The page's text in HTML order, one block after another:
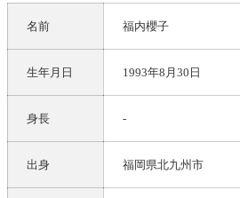
名前 福内櫻子
生年月日 1993年8月30日
身長 -
出身 福岡県北九州市